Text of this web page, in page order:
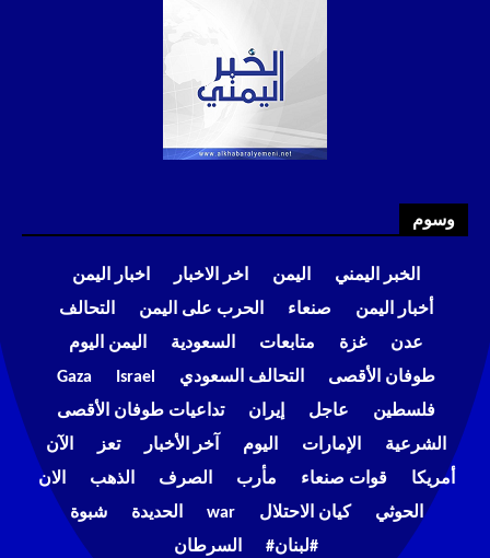
وسوم
الخبر اليمني اليمن اخر الاخبار
اخبار اليمن
أخبار اليمن
صنعاء الحرب على اليمن
التحالف
عدن
غزة متابعات السعودية
اليمن اليوم
طوفان الأقصى
التحالف السعودي Israel
Gaza
فلسطين
عاجل إيران
تداعيات طوفان الأقصى
الشرعية
الإمارات اليوم آخر الأخبار تعز
الآن
أمريكا
قوات صنعاء مأرب الصرف الذهب
الان
الحوثي
كيان الاحتلال war الحديدة
شبوة
#لبنان#
السرطان